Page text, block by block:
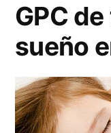
GPC
sueño